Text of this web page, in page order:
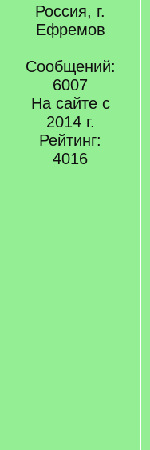
Россия, г.
Ефремов
Сообщений:
6007
На сайте с
2014 г.
Рейтинг:
4016